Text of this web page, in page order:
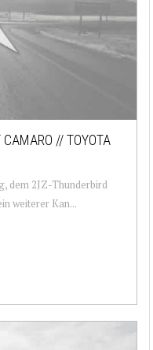
CAMARO // TOYOTA
dem 2JZ-Thunderbird
weiterer Kan...